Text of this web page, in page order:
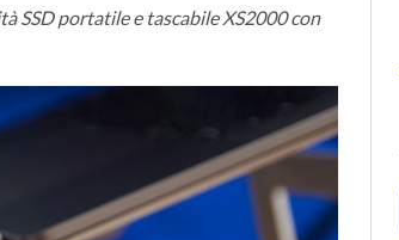
SSD portatile e tascabile XS2000 con